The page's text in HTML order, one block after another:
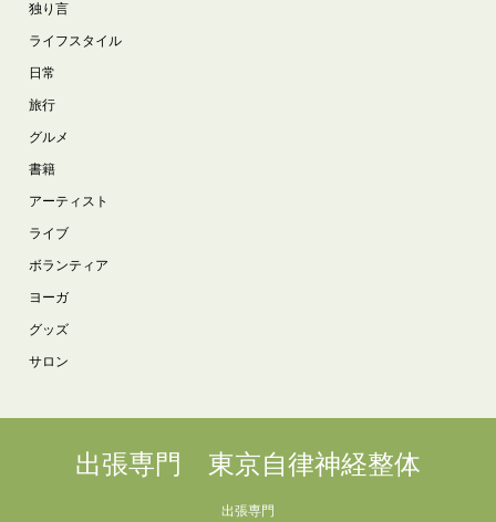
独り言
ライフスタイル
日常
旅行
グルメ
書籍
アーティスト
ライブ
ボランティア
ヨーガ
グッズ
サロン
出張専門 東京自律神経整体
出張専門